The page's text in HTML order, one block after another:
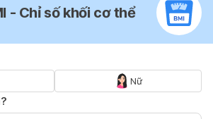
- Chỉ số khối cơ thể
Nữ